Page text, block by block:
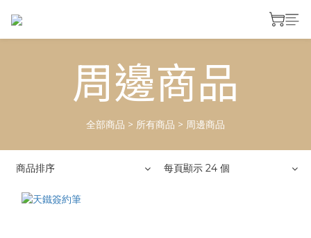
周邊商品
全部商品 > 所有商品 > 周邊商品
商品排序 每頁顯示 24 個